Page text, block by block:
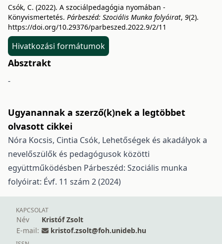
Csók, C. (2022). A szociálpedagógia nyomában -
Könyvismertetés. Párbeszéd: Szociális Munka folyóirat, 9(2).
https://doi.org/10.29376/parbeszed.2022.9/2/11
Hivatkozási formátumok
Absztrakt
-
Ugyanannak a szerző(k)nek a legtöbbet
olvasott cikkei
Nóra Kocsis, Cintia Csók, Lehetőségek és akadályok a
nevelőszülők és pedagógusok közötti
együttműködésben Párbeszéd: Szociális munka
folyóirat: Évf. 11 szám 2 (2024)
KAPCSOLAT
Név
Kristóf Zsolt
E-mail:
kristof.zsolt@foh.unideb.hu